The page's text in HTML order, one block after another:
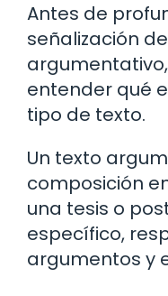
Antes de
señalización
entender qué
tipo de texto.
Un texto
composición
una tesis o
específico,
argumentos y